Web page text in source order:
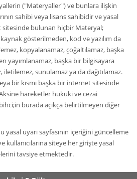
("Materyaller") ve bunlara ilişkin
sahibi veya lisans sahibidir ve yasal
sitesinde bulunan hiçbir Materyal;
gösterilmeden, kod ve yazılım da
kopyalanamaz, çoğaltılamaz, başka
yayımlanamaz, başka bir bilgisayara
sunulamaz ya da dağıtılamaz.
bir kısmı başka bir internet sitesinde
hareketler hukuki ve cezai
burada açıkça belirtilmeyen diğer
uyarı sayfasının içeriğini güncelleme
kullanıcılarına siteye her girişte yasal
tavsiye etmektedir.